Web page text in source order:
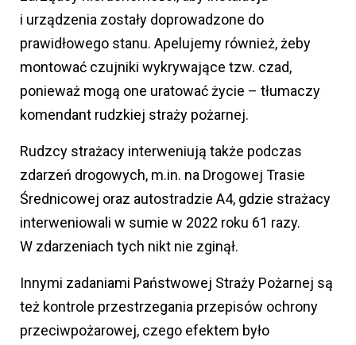
i urządzenia zostały doprowadzone do
prawidłowego stanu. Apelujemy również, żeby
montować czujniki wykrywające tzw. czad,
ponieważ mogą one uratować życie – tłumaczy
komendant rudzkiej straży pożarnej.
Rudzcy strażacy interweniują także podczas
zdarzeń drogowych, m.in. na Drogowej Trasie
Średnicowej oraz autostradzie A4, gdzie strażacy
interweniowali w sumie w 2022 roku 61 razy.
W zdarzeniach tych nikt nie zginął.
Innymi zadaniami Państwowej Straży Pożarnej są
też kontrole przestrzegania przepisów ochrony
przeciwpożarowej, czego efektem było